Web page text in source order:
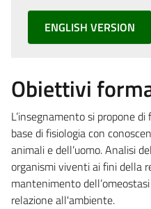
ENGLISH VERSION
Obiettivi
L’insegnamento si propone
base di fisiologia con
animali e dell’uomo. Analisi
organismi viventi ai fini della
mantenimento
relazione all'ambiente.